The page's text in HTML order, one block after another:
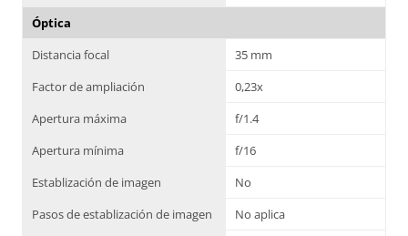
Óptica
Distancia focal
35 mm
Factor de ampliación
0,23x
Apertura máxima
f/1.4
Apertura mínima
f/16
Establización de imagen
No
Pasos de establización de imagen
No aplica